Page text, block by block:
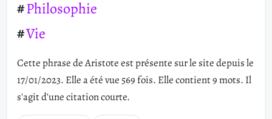
Philosophie
Vie
Cette phrase de Aristote est présente sur le site depuis le
17/01/2023. Elle a été vue 569 fois. Elle contient 9 mots. Il
s'agit d'une citation courte.